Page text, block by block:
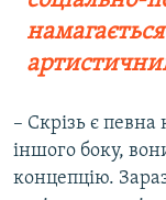
– Скрізь є певна
іншого боку,
концепцію.